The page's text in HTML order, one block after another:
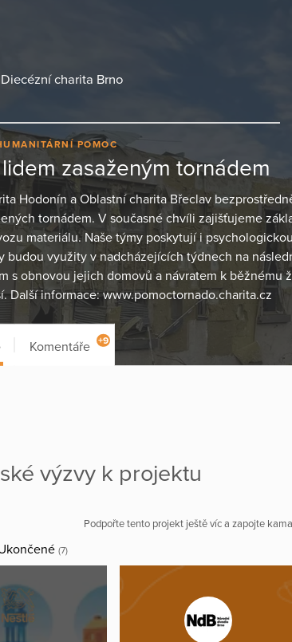
Diecézní charita Brno
POMOC
zasaženým tornádem
Hodonín a Oblastní charita Břeclav
tornádem. V současné chvíli zajišťujeme
materiálu. Naše týmy poskytují i
budou využity v nadcházejících týdnech na
s obnovou jejich domovů a návratem k běžnému
Další informace: www.pomoctornado.charita.cz
Komentáře +9
výzvy k projektu
Podpořte tento projekt ještě víc a zapojte
(7)